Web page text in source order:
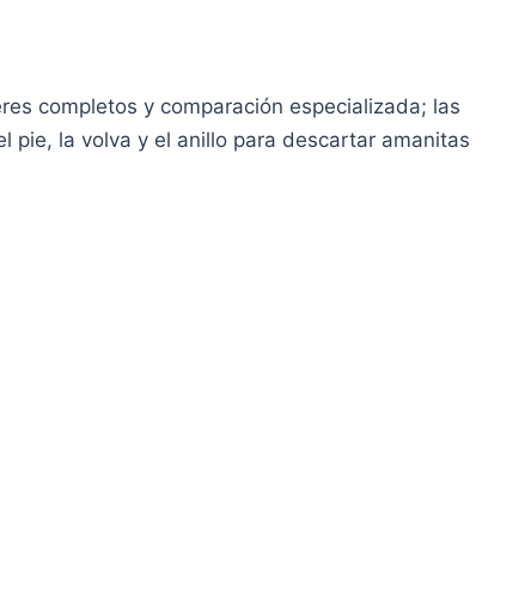
completos y comparación especializada; las
pie, la volva y el anillo para descartar amanitas